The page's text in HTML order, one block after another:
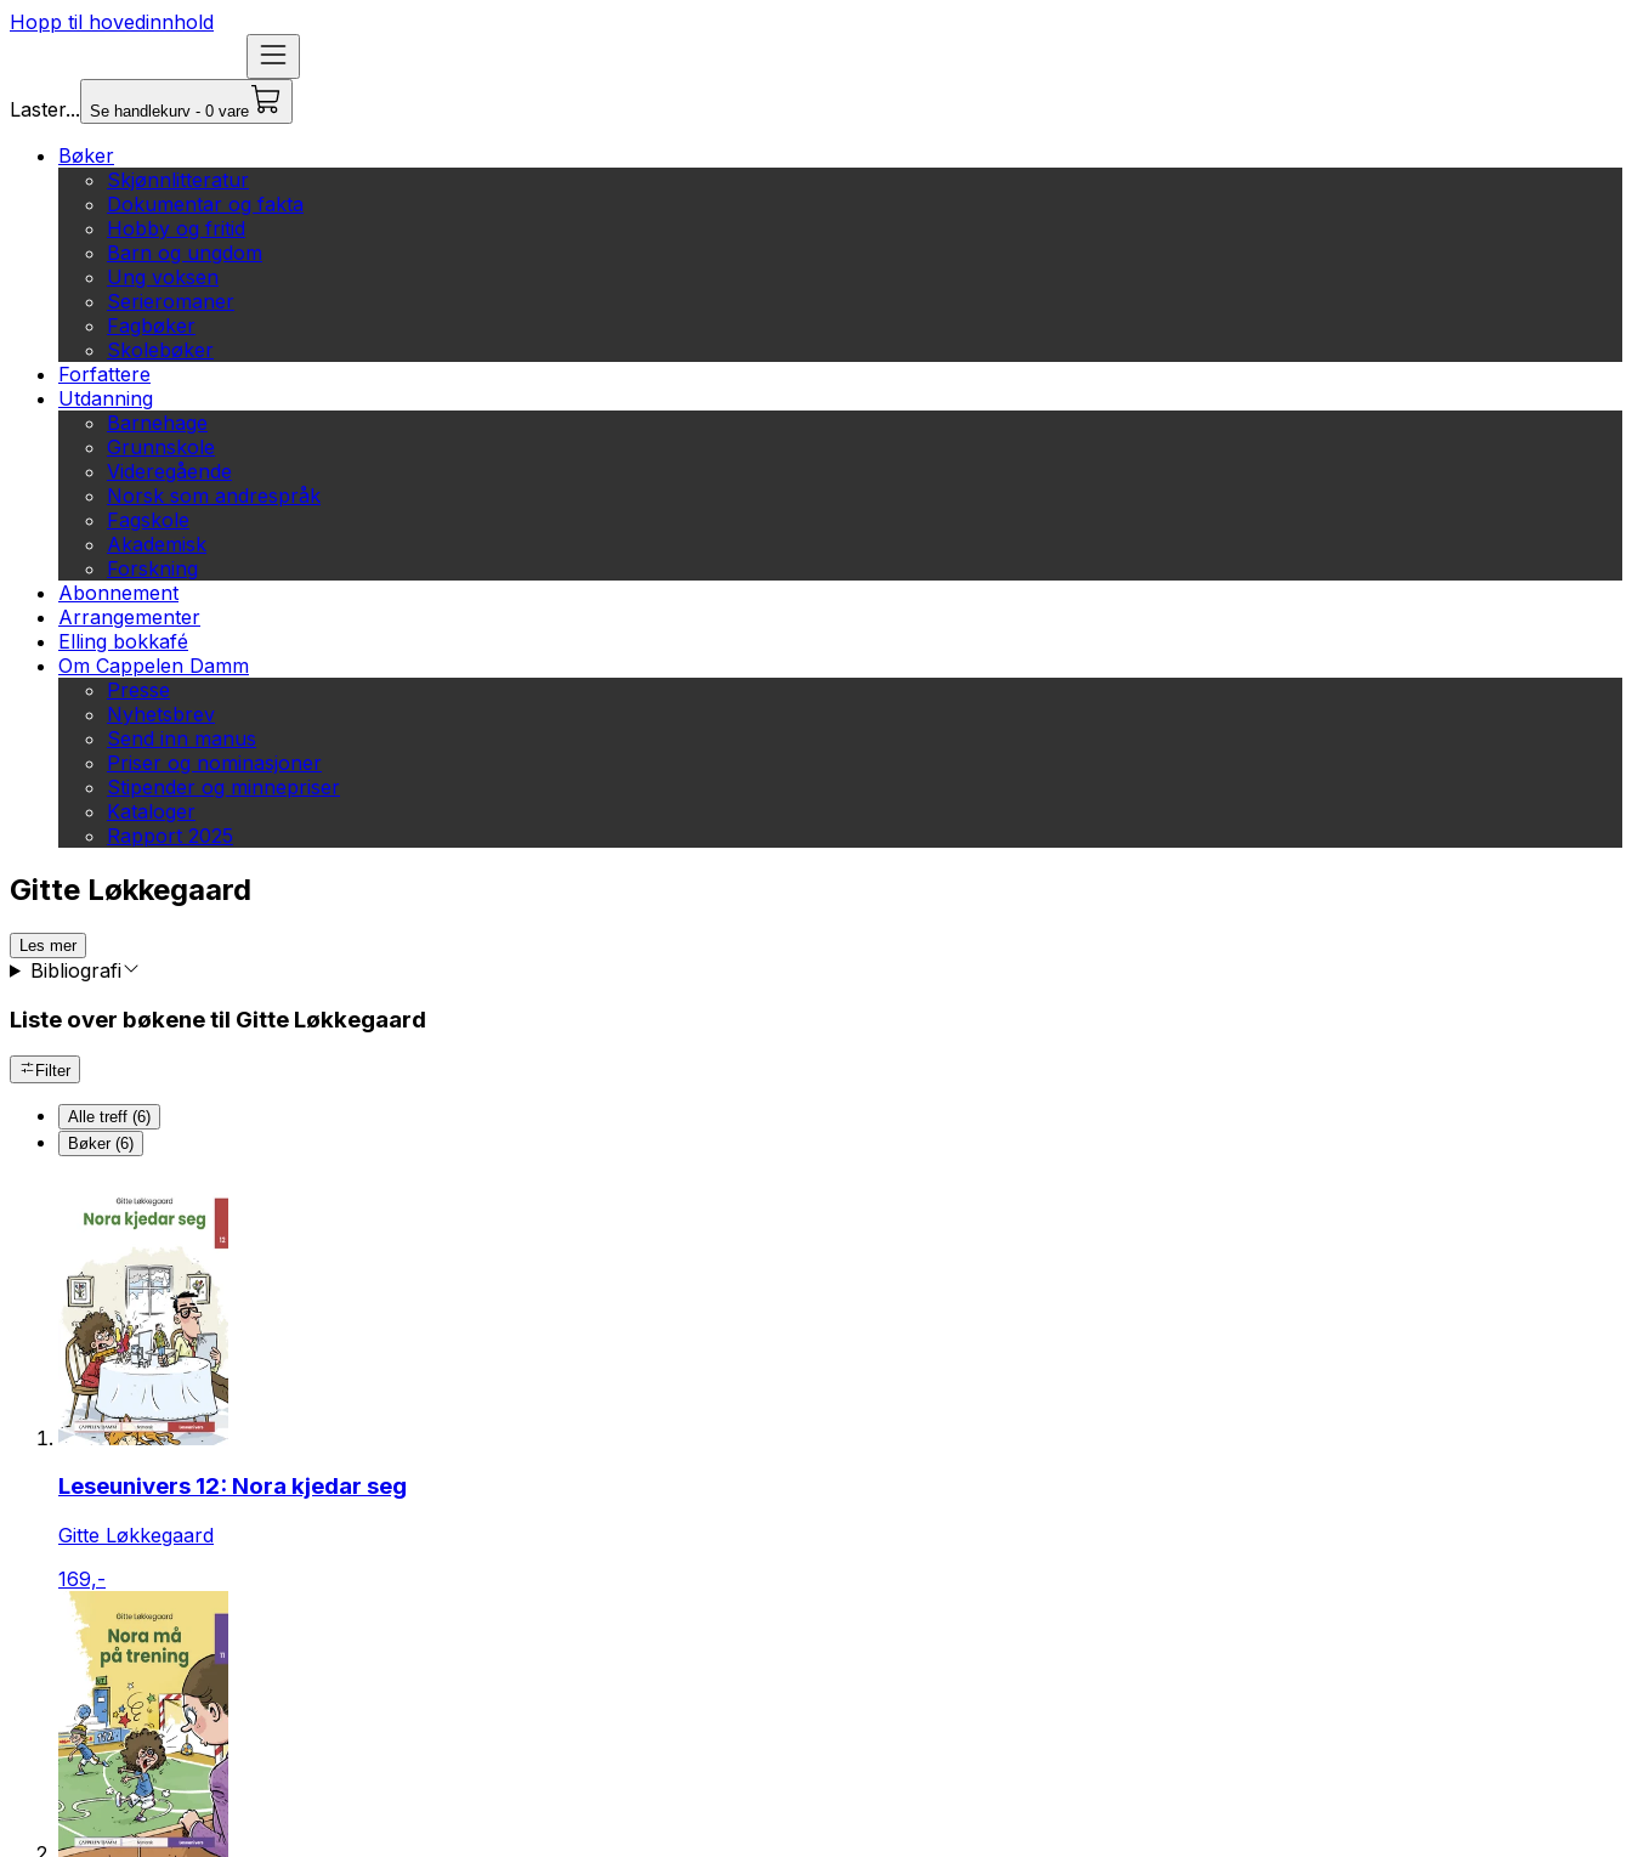
Hopp til hovedinnhold
Laster... Se handlekurv - 0 vare
Bøker
Skjønnlitteratur
Dokumentar og fakta
Hobby og fritid
Barn og ungdom
Ung voksen
Serieromaner
Fagbøker
Skolebøker
Forfattere
Utdanning
Barnehage
Grunnskole
Videregående
Norsk som andrespråk
Fagskole
Akademisk
Forskning
Abonnement
Arrangementer
Elling bokkafé
Om Cappelen Damm
Presse
Nyhetsbrev
Send inn manus
Priser og nominasjoner
Stipender og minnepriser
Kataloger
Rapport 2025
Gitte Løkkegaard
Les mer
Bibliografi
Liste over bøkene til Gitte Løkkegaard
Filter
Alle treff (6)
Bøker (6)
Leseunivers 12: Nora kjedar seg
Gitte Løkkegaard
169,-